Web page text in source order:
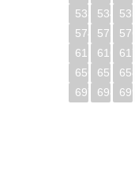
533
534 535
574
575 576
615
616 617
656
657 658
697
698 699